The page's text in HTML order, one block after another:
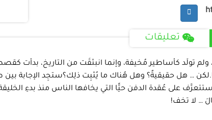
تعليقات
ولم تولَد كأساطير مُخيفة، وإنما انبثقَت من التاريخ، بدأت
… هل حقيقيةٌ؟ وهل هُناك ما يُثبِت ذلِك؟ستجِد الإجابة
على عُقدة الدفن حيًّا التي يخافها الناس منذ بدءِ
… لا تخف!